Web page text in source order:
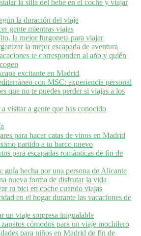
la silla del bebé en el coche y viajar
la duración del viaje
gente mientras viajas
la mejor furgoneta para viajar
la mejor escapada de aventura
te corresponden al año y quién
excitante en Madrid
con MSC: experiencia personal
que no te puedes perder si viajas a los
visitar a gente que has conocido
para hacer catas de vinos en Madrid
partido a tu barco nuevo
para escapadas románticas de fin de
guía hecha por una persona de Alicante
nueva forma de disfrutar la vida
tu bici en coche cuando viajas
en el hogar durante las vacaciones de
un viaje sorpresa inigualable
cómodos para un viaje mochilero
para niños en Madrid de fin de